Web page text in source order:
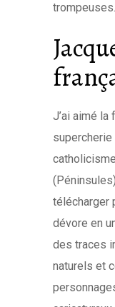
trompeuses.
J’ai aimé la
télécharger
dévore en
des traces
naturels et